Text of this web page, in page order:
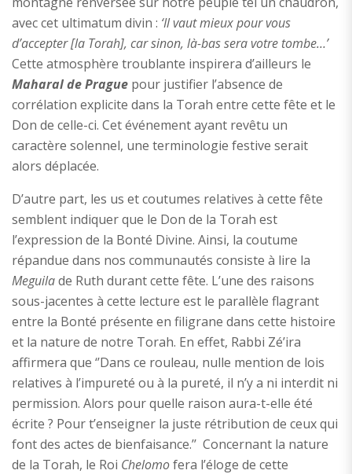
avec cet ultimatum divin : ‘Il vaut mieux pour vous
d’accepter [la Torah], car sinon, là-bas sera votre tombe…’
Cette atmosphère troublante inspirera d’ailleurs le
Maharal de Prague pour justifier l’absence de
corrélation explicite dans la Torah entre cette fête et le
Don de celle-ci. Cet événement ayant revêtu un
caractère solennel, une terminologie festive serait
alors déplacée.
D’autre part, les us et coutumes relatives à cette fête
semblent indiquer que le Don de la Torah est
l’expression de la Bonté Divine. Ainsi, la coutume
répandue dans nos communautés consiste à lire la
Meguilade Ruth durant cette fête. L’une des raisons
sous-jacentes à cette lecture est le parallèle flagrant
entre la Bonté présente en filigrane dans cette histoire
et la nature de notre Torah. En effet, Rabbi Zé’ira
affirmera que ‘’Dans ce rouleau, nulle mention de lois
relatives à l’impureté ou à la pureté, il n’y a ni interdit ni
permission. Alors pour quelle raison aura-t-elle été
écrite ? Pour t’enseigner la juste rétribution de ceux qui
font des actes de bienfaisance.’’ Concernant la nature
de la Torah, le Roi Chelomofera l’éloge de cette